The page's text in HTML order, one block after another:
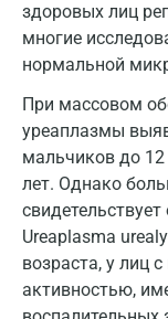
здоровых лиц
многие
нормальной
При массовом
уреаплазмы
мальчиков до 12
лет. Однако
Ureaplasma
возраста, у лиц
активностью,
Истра
Йошкар-
Кемерово
Ковров
Коломна